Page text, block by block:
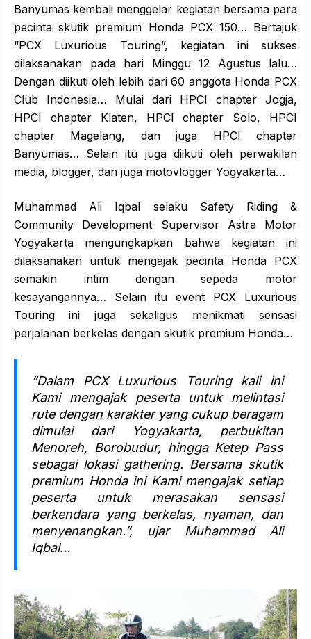
Banyumas kembali menggelar kegiatan bersama para
pecinta skutik premium Honda PCX 150… Bertajuk
“PCX Luxurious Touring”, kegiatan ini sukses
dilaksanakan pada hari Minggu 12 Agustus lalu…
Dengan diikuti oleh lebih dari 60 anggota Honda PCX
Club Indonesia… Mulai dari HPCI chapter Jogja,
HPCI chapter Klaten, HPCI chapter Solo, HPCI
chapter Magelang, dan juga HPCI chapter
Banyumas… Selain itu juga diikuti oleh perwakilan
media, blogger, dan juga motovlogger Yogyakarta…
Muhammad Ali Iqbal selaku Safety Riding &
Community Development Supervisor Astra Motor
Yogyakarta mengungkapkan bahwa kegiatan ini
dilaksanakan untuk mengajak pecinta Honda PCX
semakin intim dengan sepeda motor
kesayangannya… Selain itu event PCX Luxurious
Touring ini juga sekaligus menikmati sensasi
perjalanan berkelas dengan skutik premium Honda…
“Dalam PCX Luxurious Touring kali ini
Kami mengajak peserta untuk melintasi
rute dengan karakter yang cukup beragam
dimulai dari Yogyakarta, perbukitan
Menoreh, Borobudur, hingga Ketep Pass
sebagai lokasi gathering. Bersama skutik
premium Honda ini Kami mengajak setiap
peserta untuk merasakan sensasi
berkendara yang berkelas, nyaman, dan
menyenangkan.”, ujar Muhammad Ali
Iqbal…